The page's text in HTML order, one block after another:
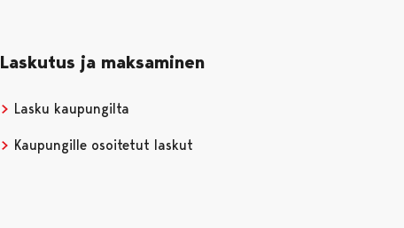
Laskutus ja maksaminen
Lasku kaupungilta
Kaupungille osoitetut laskut